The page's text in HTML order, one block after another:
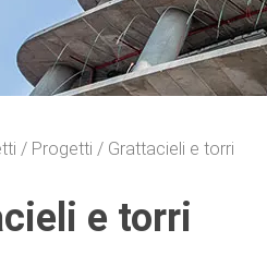
Progetti Grattacieli e torri
e torri